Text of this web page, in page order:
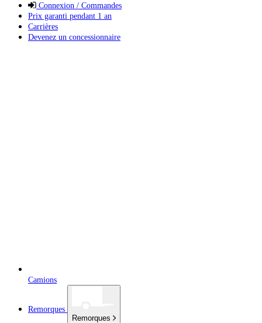
Connexion / Commandes
Prix garanti pendant 1 an
Carrières
Devenez un concessionnaire
Camions
Remorques
Remorques